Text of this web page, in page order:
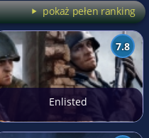
pokaż pełen ranking
7.8
Enlisted